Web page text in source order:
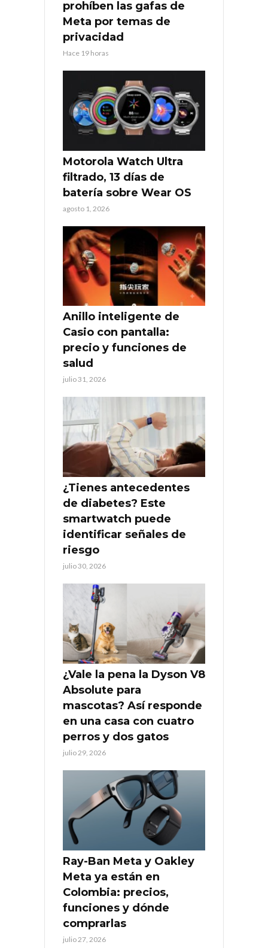
prohíben las gafas de
Meta por temas de
privacidad
Hace 19 horas
Motorola Watch Ultra
filtrado, 13 días de
batería sobre Wear OS
agosto 1, 2026
Anillo inteligente de
Casio con pantalla:
precio y funciones de
salud
julio 31, 2026
¿Tienes antecedentes
de diabetes? Este
smartwatch puede
identificar señales de
riesgo
julio 30, 2026
¿Vale la pena la Dyson V8
Absolute para
mascotas? Así responde
en una casa con cuatro
perros y dos gatos
julio 29, 2026
Ray-Ban Meta y Oakley
Meta ya están en
Colombia: precios,
funciones y dónde
comprarlas
julio 27, 2026